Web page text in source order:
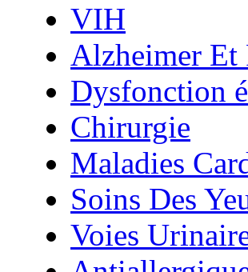
VIH
Alzheimer Et
Dysfonction
Chirurgie
Maladies
Soins Des
Voies